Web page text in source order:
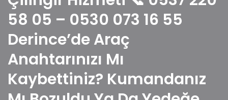
58 05 – 0530 073 16 55
Derince’de Araç
Anahtarınızı Mı
Kaybettiniz? Kumandanız